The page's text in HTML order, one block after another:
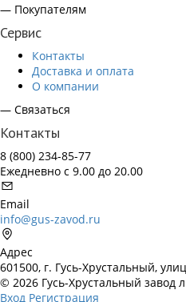
— Покупателям
Сервис
Контакты
Доставка и оплата
О компании
— Связаться
Контакты
8 (800) 234-85-77
Ежедневно с 9.00 до 20.00
Email
info@gus-zavod.ru
Адрес
601500, г. Гусь-Хрустальный,
© 2026 Гусь-Хрустальный завод
Вход Регистрация